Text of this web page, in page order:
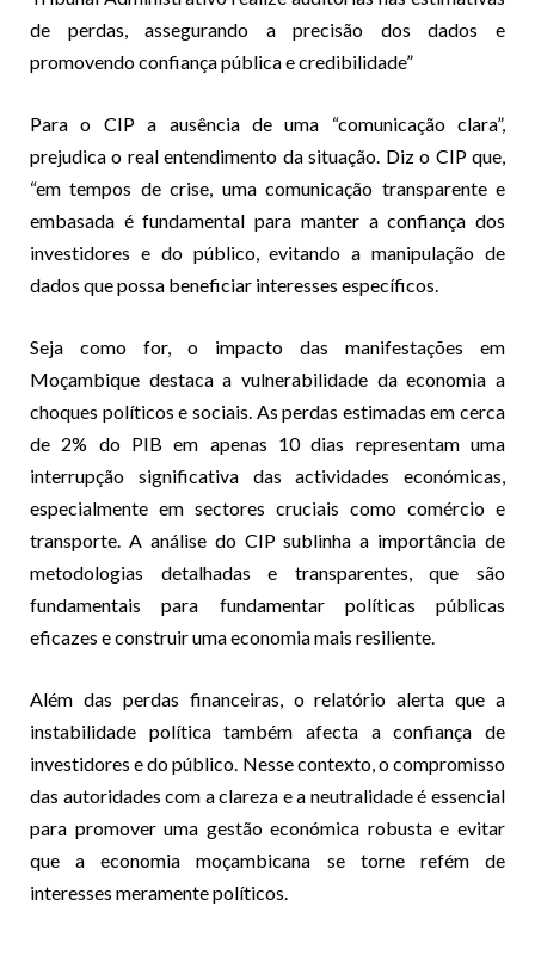
de perdas, assegurando a precisão dos dados e
promovendo confiança pública e credibilidade”
Para o CIP a ausência de uma “comunicação clara”,
prejudica o real entendimento da situação. Diz o CIP que,
“em tempos de crise, uma comunicação transparente e
embasada é fundamental para manter a confiança dos
investidores e do público, evitando a manipulação de
dados que possa beneficiar interesses específicos.
Seja como for, o impacto das manifestações em
Moçambique destaca a vulnerabilidade da economia a
choques políticos e sociais. As perdas estimadas em cerca
de 2% do PIB em apenas 10 dias representam uma
interrupção significativa das actividades económicas,
especialmente em sectores cruciais como comércio e
transporte. A análise do CIP sublinha a importância de
metodologias detalhadas e transparentes, que são
fundamentais para fundamentar políticas públicas
eficazes e construir uma economia mais resiliente.
Além das perdas financeiras, o relatório alerta que a
instabilidade política também afecta a confiança de
investidores e do público. Nesse contexto, o compromisso
das autoridades com a clareza e a neutralidade é essencial
para promover uma gestão económica robusta e evitar
que a economia moçambicana se torne refém de
interesses meramente políticos.